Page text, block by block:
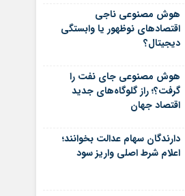
هوش مصنوعی ناجی
اقتصادهای نوظهور یا وابستگی
دیجیتال؟
هوش مصنوعی جای نفت را
گرفت؟؛ راز گلوگاه‌های جدید
اقتصاد جهان
دارندگان سهام عدالت بخوانند؛
اعلام شرط اصلی واریز سود